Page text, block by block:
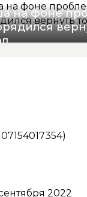
на фоне
2022